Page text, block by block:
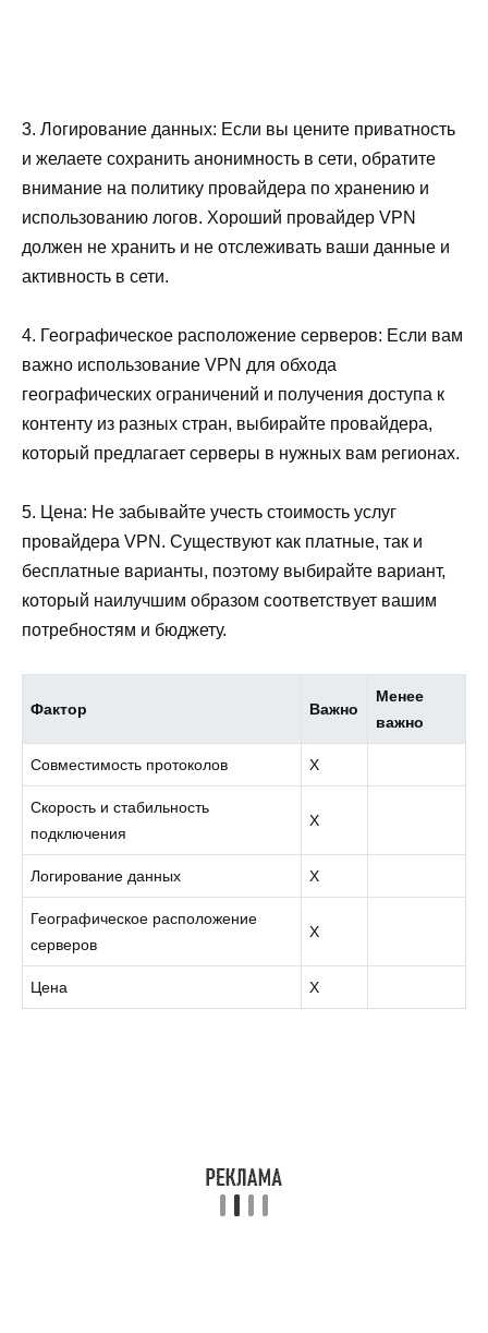
3. Логирование данных: Если вы цените приватность
и желаете сохранить анонимность в сети, обратите
внимание на политику провайдера по хранению и
использованию логов. Хороший провайдер VPN
должен не хранить и не отслеживать ваши данные и
активность в сети.
4. Географическое расположение серверов: Если вам
важно использование VPN для обхода
географических ограничений и получения доступа к
контенту из разных стран, выбирайте провайдера,
который предлагает серверы в нужных вам регионах.
5. Цена: Не забывайте учесть стоимость услуг
провайдера VPN. Существуют как платные, так и
бесплатные варианты, поэтому выбирайте вариант,
который наилучшим образом соответствует вашим
потребностям и бюджету.
Фактор Важно
Менее
важно
Совместимость протоколов X
Скорость и стабильность
подключения
X
Логирование данных X
Географическое расположение
серверов
X
Цена X